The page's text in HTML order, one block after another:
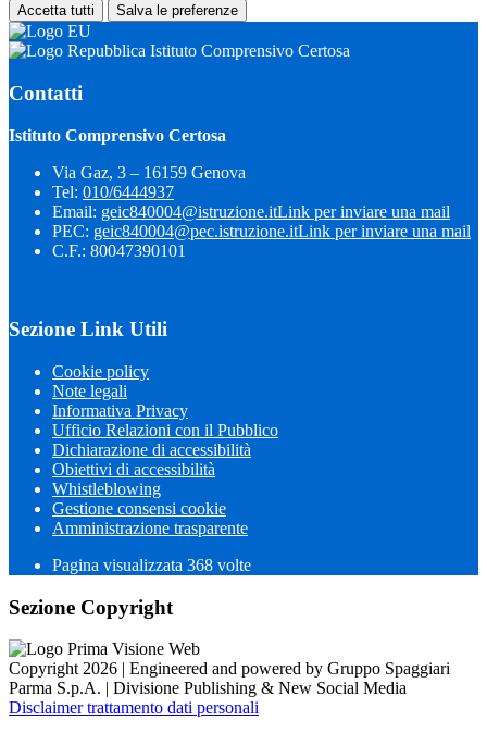
Accetta tutti Salva le preferenze
Istituto Comprensivo Certosa
Contatti
Istituto Comprensivo Certosa
Via Gaz, 3 – 16159 Genova
Tel: 010/6444937
Email: geic840004@istruzione.itLink per inviare una mail
PEC: geic840004@pec.istruzione.itLink per inviare una mail
C.F.: 80047390101
Sezione Link Utili
Cookie policy
Note legali
Informativa Privacy
Ufficio Relazioni con il Pubblico
Dichiarazione di accessibilità
Obiettivi di accessibilità
Whistleblowing
Gestione consensi cookie
Amministrazione trasparente
Pagina visualizzata 368 volte
Sezione Copyright
Copyright 2026 | Engineered and powered by Gruppo Spaggiari
Parma S.p.A. | Divisione Publishing & New Social Media
Disclaimer trattamento dati personali